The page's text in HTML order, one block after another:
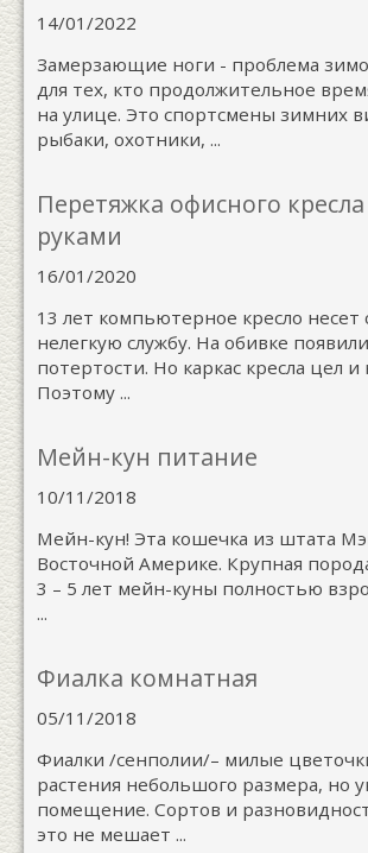
14/01/2022
Замерзающие ноги - проблема
для тех, кто продолжительное
на улице. Это спортсмены зимних
рыбаки, охотники, ...
Перетяжка офисного
руками
16/01/2020
13 лет компьютерное кресло несет
нелегкую службу. На обивке
потертости. Но каркас кресла цел
Поэтому ...
Мейн-кун питание
10/11/2018
Мейн-кун! Эта кошечка из штата
Восточной Америке. Крупная
3 – 5 лет мейн-куны полностью
...
Фиалка комнатная
05/11/2018
Фиалки /сенполии/– милые
растения небольшого размера, но
помещение. Сортов и
это не мешает ...